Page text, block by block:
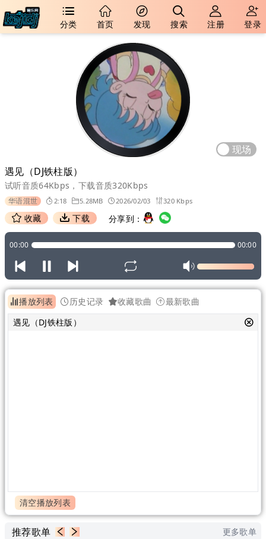
分类 首页 发现 搜索 注册 登录
现场
遇见（DJ铁柱版）
试听音质64Kbps，下载音质320Kbps
华语混世 2:18 5.28MB 2026/02/03 320 Kbps
收藏 下载 分享到：
00:00 00:00
播放列表 历史记录 收藏歌曲
最新歌曲
遇见（DJ铁柱版）
清空播放列表
推荐歌单 更多歌单